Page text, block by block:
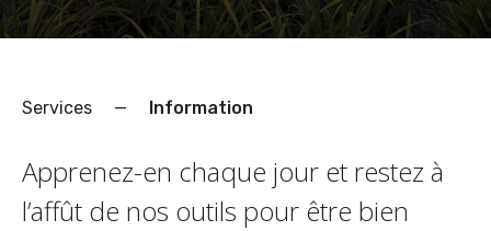
Services — Information
Apprenez-en chaque jour et restez à
l’affût de nos outils pour être bien